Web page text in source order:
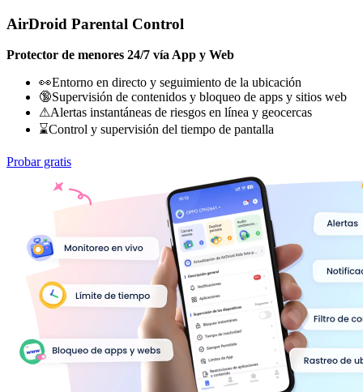
AirDroid Parental Control
Protector de menores 24/7 vía App y Web
👀Entorno en directo y seguimiento de la ubicación
🔞Supervisión de contenidos y bloqueo de apps y sitios web
⚠Alertas instantáneas de riesgos en línea y geocercas
⌛Control y supervisión del tiempo de pantalla
Probar gratis